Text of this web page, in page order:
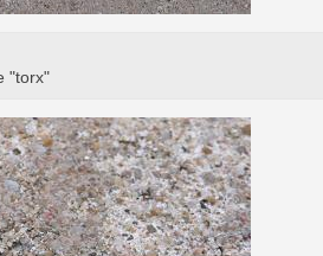
"torx"